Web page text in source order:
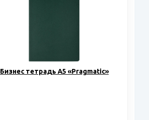
Бизнес тетрадь А5 «Pragmatic»